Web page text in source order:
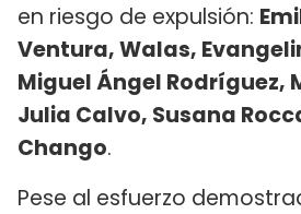
en riesgo de expulsión:
Ventura, Walas,
Miguel Ángel Rodríguez,
Julia Calvo, Susana
Chango.
Pese al esfuerzo